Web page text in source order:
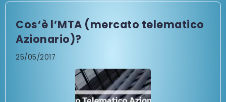
Cos’è l’MTA (mercato telematico
Azionario)?
25/05/2017